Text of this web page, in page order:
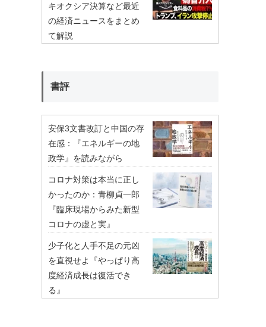
キオクシア決算など最近
の経済ニュースをまとめ
て解説
書評
安保3文書改訂と中国の存
在感：『エネルギーの地
政学』を読みながら
コロナ対策は本当に正し
かったのか：青柳貞一郎
『臨床現場からみた新型
コロナの虚と実』
少子化と人手不足の元凶
を直視せよ『やっぱり高
度経済成長は復活でき
る』